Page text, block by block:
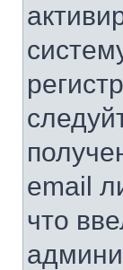
email
что